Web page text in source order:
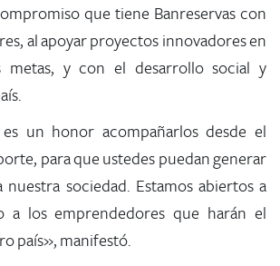
que tiene Banreservas con
al apoyar proyectos innovadores en
y con el desarrollo social y
un honor acompañarlos desde el
para que ustedes puedan generar
nuestra sociedad. Estamos abiertos a
a los emprendedores que harán el
país», manifestó.